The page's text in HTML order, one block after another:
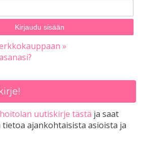
»
uutiskirje tästä ja saat
tietoa ajankohtaisista asioista ja